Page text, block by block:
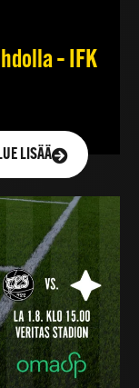
– IFK
LUE LISÄÄ